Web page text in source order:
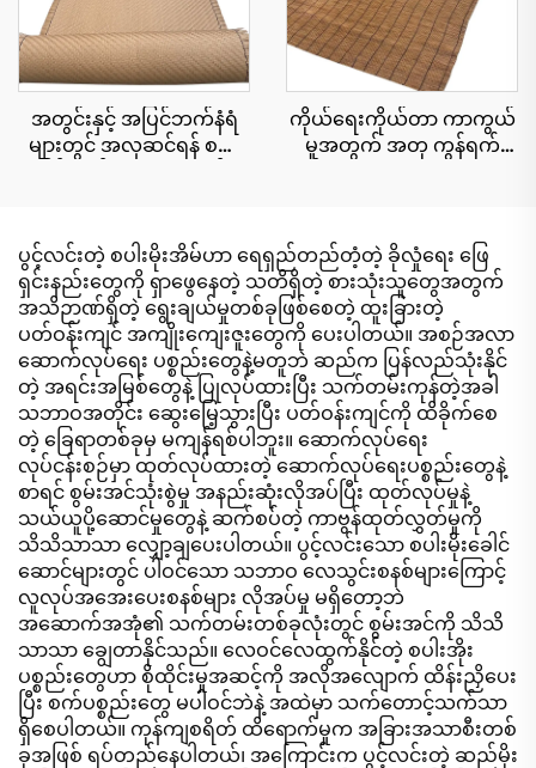
အတွင်းနှင့် အပြင်ဘက်နံရံ
များတွင် အလှဆင်ရန် စက်
ကိုယ်ရေးကိုယ်တာ ကာကွယ်
မှုအတွက် အတု ကွန်ရက်
ပွင့်လင်းတဲ့ စပါးမိုးအိမ်ဟာ ရေရှည်တည်တံ့တဲ့ ခိုလှုံရေး ဖြေ
ရှင်းနည်းတွေကို ရှာဖွေနေတဲ့ သတိရှိတဲ့ စားသုံးသူတွေအတွက်
အသိဉာဏ်ရှိတဲ့ ရွေးချယ်မှုတစ်ခုဖြစ်စေတဲ့ ထူးခြားတဲ့
ပတ်ဝန်းကျင် အကျိုးကျေးဇူးတွေကို ပေးပါတယ်။ အစဉ်အလာ
ဆောက်လုပ်ရေး ပစ္စည်းတွေနဲ့မတူဘဲ ဆည်က ပြန်လည်သုံးနိုင်
တဲ့ အရင်းအမြစ်တွေနဲ့ ပြုလုပ်ထားပြီး သက်တမ်းကုန်တဲ့အခါ
သဘာဝအတိုင်း ဆွေးမြေ့သွားပြီး ပတ်ဝန်းကျင်ကို ထိခိုက်စေ
တဲ့ ခြေရာတစ်ခုမှ မကျန်ရစ်ပါဘူး။ ဆောက်လုပ်ရေး
လုပ်ငန်းစဉ်မှာ ထုတ်လုပ်ထားတဲ့ ဆောက်လုပ်ရေးပစ္စည်းတွေနဲ့
စာရင် စွမ်းအင်သုံးစွဲမှု အနည်းဆုံးလိုအပ်ပြီး ထုတ်လုပ်မှုနဲ့
သယ်ယူပို့ဆောင်မှုတွေနဲ့ ဆက်စပ်တဲ့ ကာဗွန်ထုတ်လွှတ်မှုကို
သိသိသာသာ လျှော့ချပေးပါတယ်။ ပွင့်လင်းသော စပါးမိုးခေါင်
ဆောင်များတွင် ပါဝင်သော သဘာဝ လေသွင်းစနစ်များကြောင့်
လူလုပ်အအေးပေးစနစ်များ လိုအပ်မှု မရှိတော့ဘဲ
အဆောက်အအုံ၏ သက်တမ်းတစ်ခုလုံးတွင် စွမ်းအင်ကို သိသိ
သာသာ ချွေတာနိုင်သည်။ လေဝင်လေထွက်နိုင်တဲ့ စပါးအိုး
ပစ္စည်းတွေဟာ စိုထိုင်းမှုအဆင့်ကို အလိုအလျောက် ထိန်းညှိပေး
ပြီး စက်ပစ္စည်းတွေ မပါဝင်ဘဲနဲ့ အထဲမှာ သက်တောင့်သက်သာ
ရှိစေပါတယ်။ ကုန်ကျစရိတ် ထိရောက်မှုက အခြားအသာစီးတစ်
ခုအဖြစ် ရပ်တည်နေပါတယ်၊ အကြောင်းက ပွင့်လင်းတဲ့ ဆည်မိုး